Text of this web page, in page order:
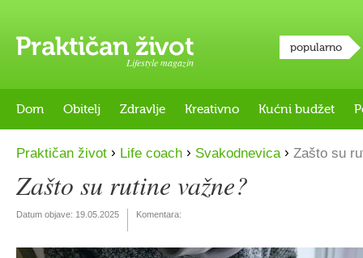
Lifestyle magazin
popularno
Dom Obitelj Zdravlje Kreativno Kućni budžet
Praktičan život › Life coach › Svakodnevica › Zašto su
Zašto su rutine važne?
Datum objave: 19.05.2025 Komentara: